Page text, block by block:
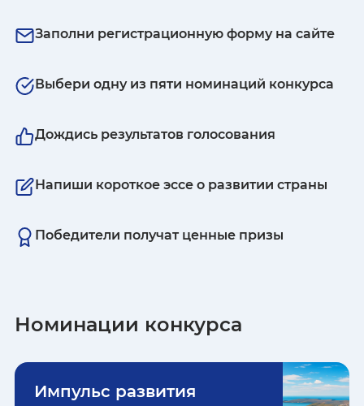
Заполни регистрационную форму на сайте
Выбери одну из пяти номинаций конкурса
Дождись результатов голосования
Напиши короткое эссе о развитии страны
Победители получат ценные призы
Номинации конкурса
Импульс развития